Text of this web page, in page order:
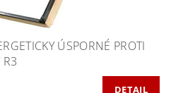
ÚSPORNÉ PROTI
R3
DETAIL